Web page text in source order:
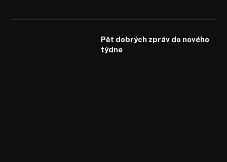
Pět dobrých zpráv do nového
týdne